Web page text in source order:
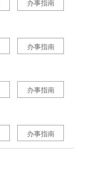
办事指南
办事指南
办事指南
办事指南